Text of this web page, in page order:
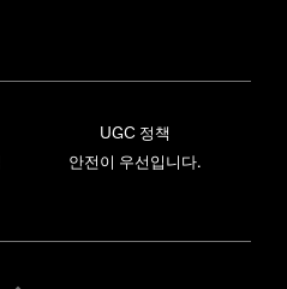
UGC 정책
안전이 우선입니다.